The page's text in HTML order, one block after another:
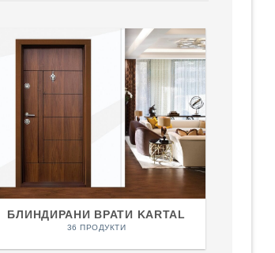
БЛИНДИРАНИ ВРАТИ KARTAL
36 ПРОДУКТИ